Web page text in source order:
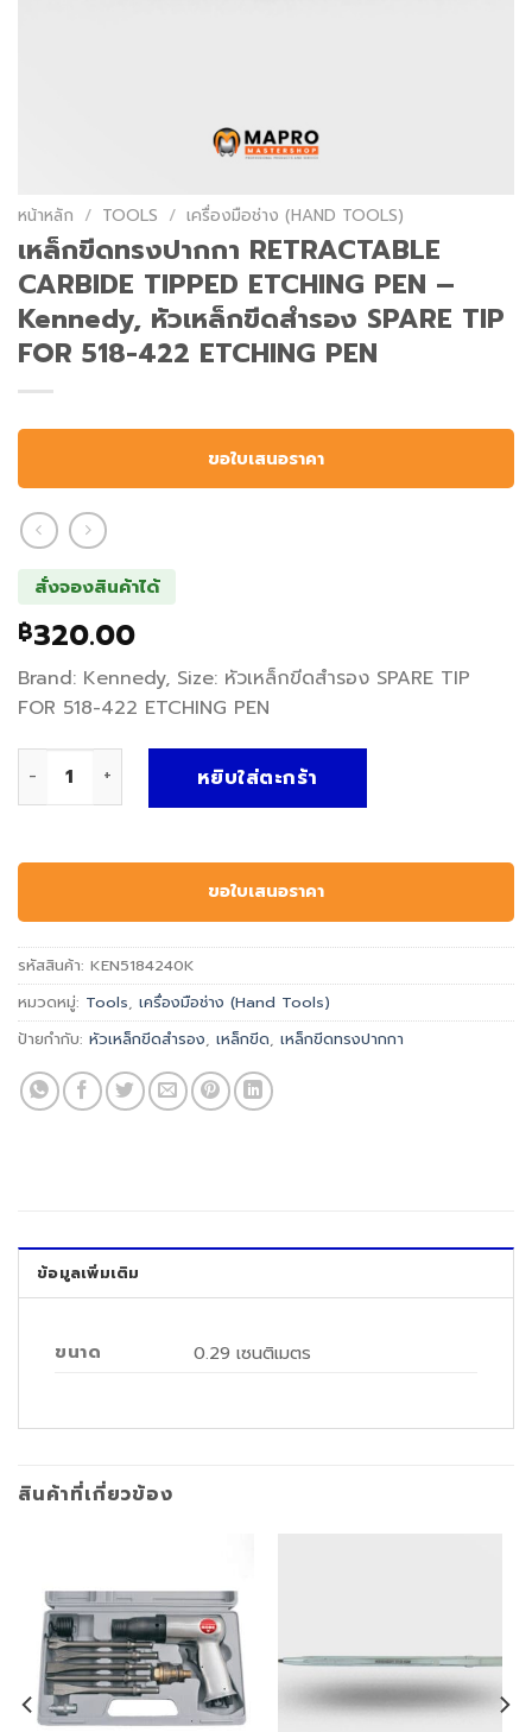
หน้าหลัก / TOOLS / เครื่องมือช่าง (HAND TOOLS)
เหล็กขีดทรงปากกา RETRACTABLE
CARBIDE TIPPED ETCHING PEN –
Kennedy, หัวเหล็กขีดสำรอง SPARE TIP
FOR 518-422 ETCHING PEN
ขอใบเสนอราคา
สั่งจองสินค้าได้
฿320.00
Brand: Kennedy, Size: หัวเหล็กขีดสำรอง SPARE TIP
FOR 518-422 ETCHING PEN
หยิบใส่ตะกร้า
ขอใบเสนอราคา
รหัสสินค้า: KEN5184240K
หมวดหมู่: Tools เครื่องมือช่าง (Hand Tools)
ป้ายกำกับ: หัวเหล็กขีดสำรอง เหล็กขีด เหล็กขีดทรงปากกา
ข้อมูลเพิ่มเติม
ขนาด 0.29 เซนติเมตร
สินค้าที่เกี่ยวข้อง